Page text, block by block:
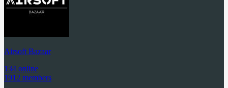
Airsoft Bazaar
134 online
1912 members